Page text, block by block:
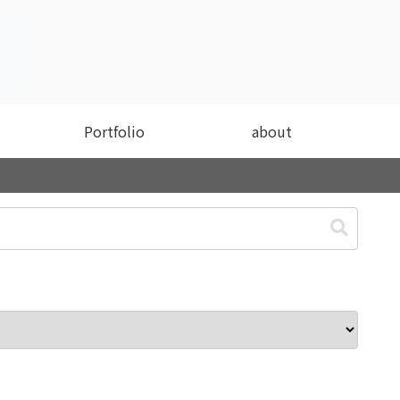
Portfolio about